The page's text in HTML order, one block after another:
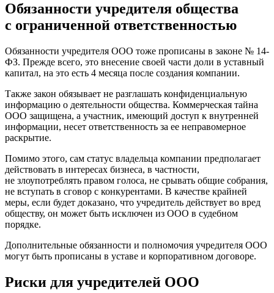
Обязанности учредителя общества
с ограниченной ответственностью
Обязанности учредителя ООО тоже прописаны в законе № 14-
ФЗ. Прежде всего, это внесение своей части доли в уставный
капитал, на это есть 4 месяца после создания компании.
Также закон обязывает не разглашать конфиденциальную
информацию о деятельности общества. Коммерческая тайна
ООО защищена, а участник, имеющий доступ к внутренней
информации, несет ответственность за ее неправомерное
раскрытие.
Помимо этого, сам статус владельца компании предполагает
действовать в интересах бизнеса, в частности,
не злоупотреблять правом голоса, не срывать общие собрания,
не вступать в сговор с конкурентами. В качестве крайней
меры, если будет доказано, что учредитель действует во вред
обществу, он может быть исключен из ООО в судебном
порядке.
Дополнительные обязанности и полномочия учредителя ООО
могут быть прописаны в уставе и корпоративном договоре.
Риски для учредителей ООО